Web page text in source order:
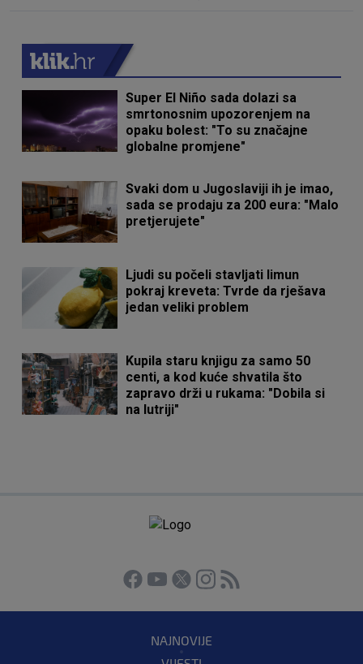
Super El Niño sada dolazi sa
smrtonosnim upozorenjem na
opaku bolest: "To su značajne
globalne promjene"
Svaki dom u Jugoslaviji ih je imao,
sada se prodaju za 200 eura: "Malo
pretjerujete"
Ljudi su počeli stavljati limun
pokraj kreveta: Tvrde da rješava
jedan veliki problem
Kupila staru knjigu za samo 50
centi, a kod kuće shvatila što
zapravo drži u rukama: "Dobila si
na lutriji"
NAJNOVIJE